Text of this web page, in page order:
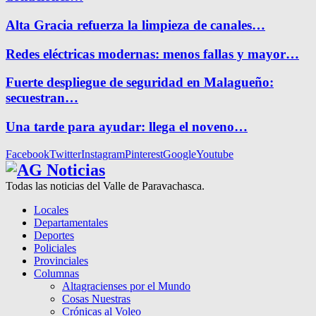
Alta Gracia refuerza la limpieza de canales…
Redes eléctricas modernas: menos fallas y mayor…
Fuerte despliegue de seguridad en Malagueño:
secuestran…
Una tarde para ayudar: llega el noveno…
FacebookTwitterInstagramPinterestGoogleYoutube
Todas las noticias del Valle de Paravachasca.
Locales
Departamentales
Deportes
Policiales
Provinciales
Columnas
Altagracienses por el Mundo
Cosas Nuestras
Crónicas al Voleo